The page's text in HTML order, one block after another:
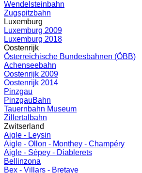
Wendelsteinbahn
Zugspitzbahn
Luxemburg
Luxemburg 2009
Luxemburg 2018
Oostenrijk
Österreichische Bundesbahnen (ÖBB)
Achenseebahn
Oostenrijk 2009
Oostenrijk 2014
Pinzgau
PinzgauBahn
Tauernbahn Museum
Zillertalbahn
Zwitserland
Aigle - Leysin
Aigle - Ollon - Monthey - Champéry
Aigle - Sépey - Diablerets
Bellinzona
Bex - Villars - Bretaye